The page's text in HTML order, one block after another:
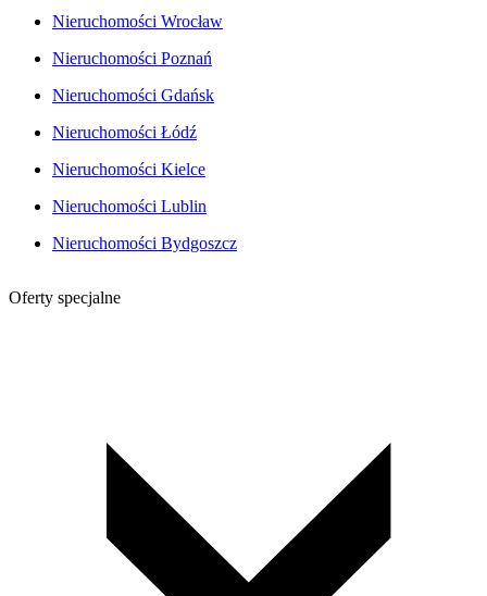
Nieruchomości Wrocław
Nieruchomości Poznań
Nieruchomości Gdańsk
Nieruchomości Łódź
Nieruchomości Kielce
Nieruchomości Lublin
Nieruchomości Bydgoszcz
Oferty specjalne